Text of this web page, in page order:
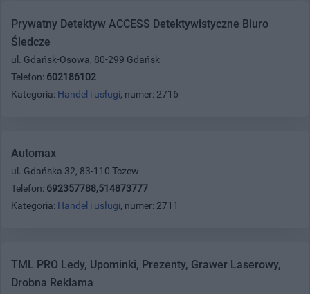
Prywatny Detektyw ACCESS Detektywistyczne Biuro
Śledcze
ul. Gdańsk-Osowa, 80-299 Gdańsk
Telefon: 602186102
Kategoria: Handel i usługi, numer: 2716
Automax
ul. Gdańska 32, 83-110 Tczew
Telefon: 692357788,514873777
Kategoria: Handel i usługi, numer: 2711
TML PRO Ledy, Upominki, Prezenty, Grawer Laserowy,
Drobna Reklama